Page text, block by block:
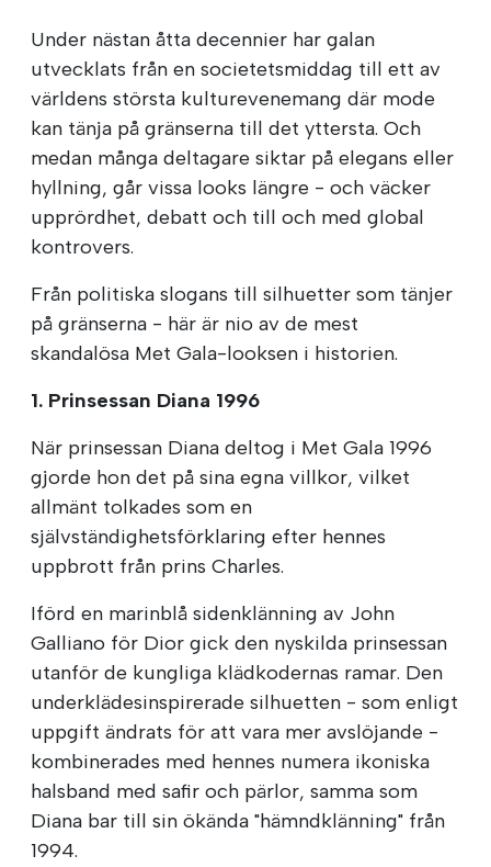
Under nästan åtta decennier har galan
utvecklats från en societetsmiddag till ett av
världens största kulturevenemang där mode
kan tänja på gränserna till det yttersta. Och
medan många deltagare siktar på elegans eller
hyllning, går vissa looks längre - och väcker
upprördhet, debatt och till och med global
kontrovers.
Från politiska slogans till silhuetter som tänjer
på gränserna - här är nio av de mest
skandalösa Met Gala-looksen i historien.
1. Prinsessan Diana 1996
När prinsessan Diana deltog i Met Gala 1996
gjorde hon det på sina egna villkor, vilket
allmänt tolkades som en
självständighetsförklaring efter hennes
uppbrott från prins Charles.
Iförd en marinblå sidenklänning av John
Galliano för Dior gick den nyskilda prinsessan
utanför de kungliga klädkodernas ramar. Den
underklädesinspirerade silhuetten - som enligt
uppgift ändrats för att vara mer avslöjande -
kombinerades med hennes numera ikoniska
halsband med safir och pärlor, samma som
Diana bar till sin ökända "hämndklänning" från
1994.